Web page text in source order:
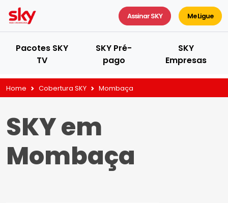
Assinar SKY Me Ligue
Pacotes SKY
TV
SKY Pré-
pago
SKY
Empresas
Home Cobertura SKY Mombaça
SKY em
Mombaça